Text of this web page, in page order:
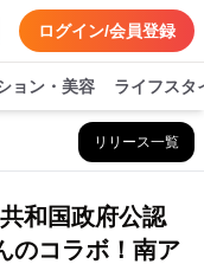
ログイン/会員登録
ョン・美容 ライフスタ
リリース一覧
和国政府公認
のコラボ！南ア